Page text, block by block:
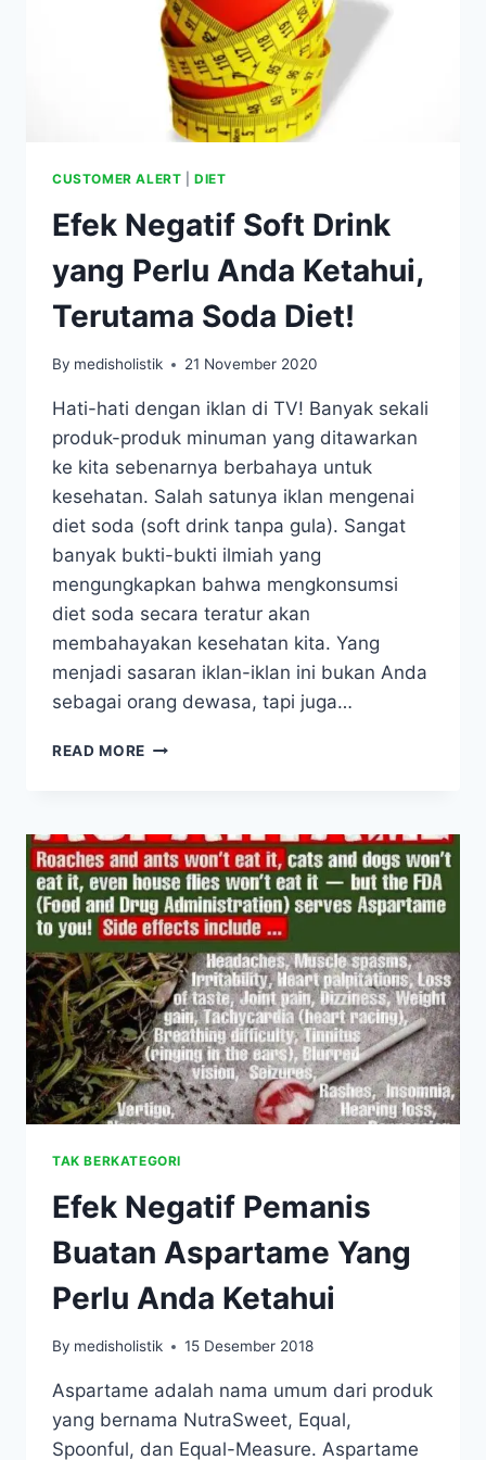
CUSTOMER ALERT |DIET
Efek Negatif Soft Drink
yang Perlu Anda Ketahui,
Terutama Soda Diet!
By medisholistik 21 November 2020
Hati-hati dengan iklan di TV! Banyak sekali
produk-produk minuman yang ditawarkan
ke kita sebenarnya berbahaya untuk
kesehatan. Salah satunya iklan mengenai
diet soda (soft drink tanpa gula). Sangat
banyak bukti-bukti ilmiah yang
mengungkapkan bahwa mengkonsumsi
diet soda secara teratur akan
membahayakan kesehatan kita. Yang
menjadi sasaran iklan-iklan ini bukan Anda
sebagai orang dewasa, tapi juga…
READ MORE EFEK
YANG
PERLU
ANDA
KETAHUI,
TERUTAMA
SODA
DIET!
TAK BERKATEGORI
Efek Negatif Pemanis
Buatan Aspartame Yang
Perlu Anda Ketahui
By medisholistik 15 Desember 2018
Aspartame adalah nama umum dari produk
yang bernama NutraSweet, Equal,
Spoonful, dan Equal-Measure. Aspartame